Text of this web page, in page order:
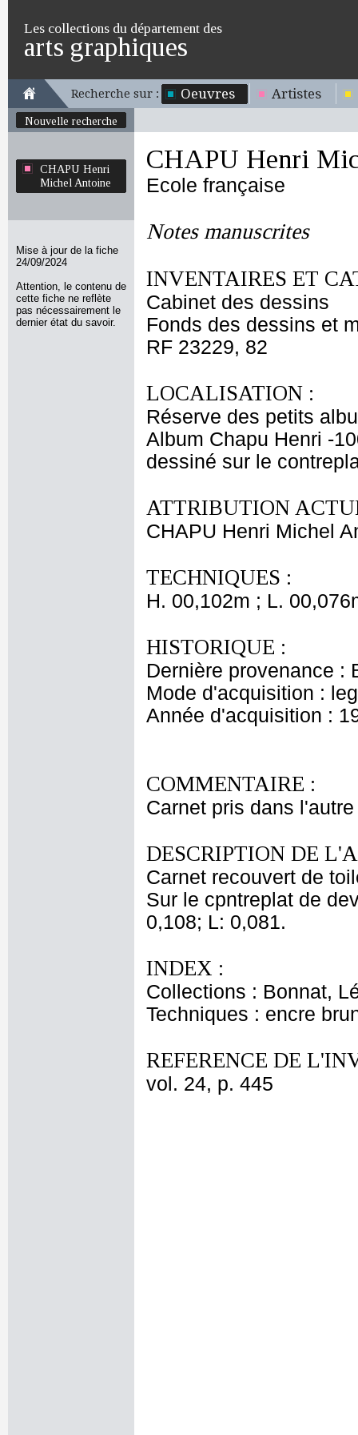
Les collections du département des
arts graphiques
Recherche sur : Oeuvres Artistes
Nouvelle recherche
CHAPU Henri
Michel Antoine
Mise à jour de la fiche
24/09/2024
Attention, le contenu de
cette fiche ne reflète
pas nécessairement le
dernier état du savoir.
CHAPU Henri
Ecole française
Notes manuscrites
INVENTAIRES ET
Cabinet des dessins
Fonds des dessins et
RF 23229, 82
LOCALISATION :
Réserve des petits
Album Chapu Henri -
dessiné sur le
ATTRIBUTION
CHAPU Henri Michel
TECHNIQUES :
H. 00,102m ; L.
HISTORIQUE :
Dernière provenance :
Mode d'acquisition :
Année d'acquisition :
COMMENTAIRE :
Carnet pris dans
DESCRIPTION DE
Carnet recouvert de
Sur le cpntreplat de
0,108; L: 0,081.
INDEX :
Collections : Bonnat,
Techniques : encre
REFERENCE DE
vol. 24, p. 445